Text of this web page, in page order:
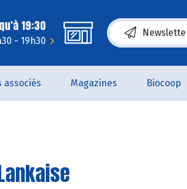
19:30
- 19h30 (s’ouvre dans
associés Magazines Biocoop